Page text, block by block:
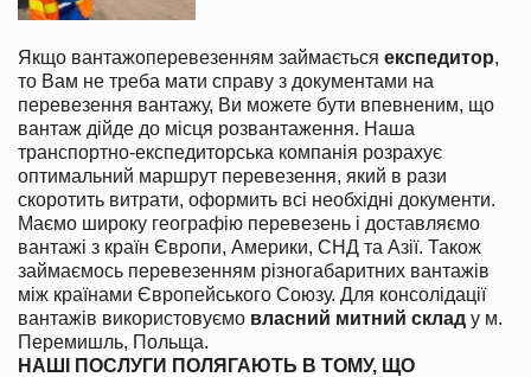
Якщо вантажоперевезенням займається експедитор,
то Вам не треба мати справу з документами на
перевезення вантажу, Ви можете бути впевненим, що
вантаж дійде до місця розвантаження. Наша
транспортно-експедиторська компанія розрахує
оптимальний маршрут перевезення, який в рази
скоротить витрати, оформить всі необхідні документи.
Маємо широку географію перевезень і доставляємо
вантажі з країн Європи, Америки, СНД та Азії. Також
займаємось перевезенням різногабаритних вантажів
між країнами Європейського Союзу. Для консолідації
вантажів використовуємо власний митний склад у м.
Перемишль, Польща.
НАШІ ПОСЛУГИ ПОЛЯГАЮТЬ В ТОМУ, ЩО